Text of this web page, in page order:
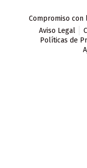
Compromiso con
Aviso Legal
Políticas de